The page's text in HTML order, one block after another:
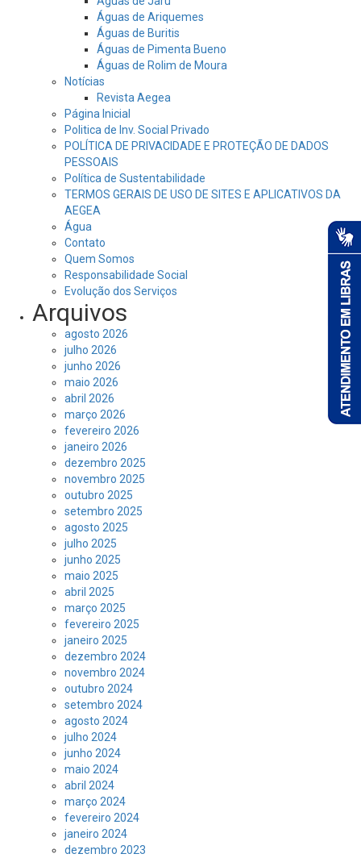
Águas de Ariquemes
Águas de Buritis
Águas de Pimenta Bueno
Águas de Rolim de Moura
Notícias
Revista Aegea
Página Inicial
Politica de Inv. Social Privado
POLÍTICA DE PRIVACIDADE E PROTEÇÃO DE DADOS
PESSOAIS
Política de Sustentabilidade
TERMOS GERAIS DE USO DE SITES E APLICATIVOS DA
AEGEA
Água
Contato
Quem Somos
Responsabilidade Social
Evolução dos Serviços
Arquivos
agosto 2026
julho 2026
junho 2026
maio 2026
abril 2026
março 2026
fevereiro 2026
janeiro 2026
dezembro 2025
novembro 2025
outubro 2025
setembro 2025
agosto 2025
julho 2025
junho 2025
maio 2025
abril 2025
março 2025
fevereiro 2025
janeiro 2025
dezembro 2024
novembro 2024
outubro 2024
setembro 2024
agosto 2024
julho 2024
junho 2024
maio 2024
abril 2024
março 2024
fevereiro 2024
janeiro 2024
dezembro 2023